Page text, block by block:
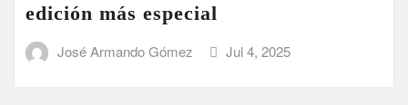
edición más especial
José Armando Gómez Jul 4, 2025